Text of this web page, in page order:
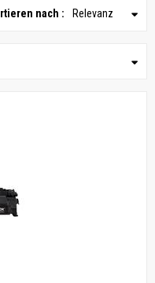
nach : Relevanz